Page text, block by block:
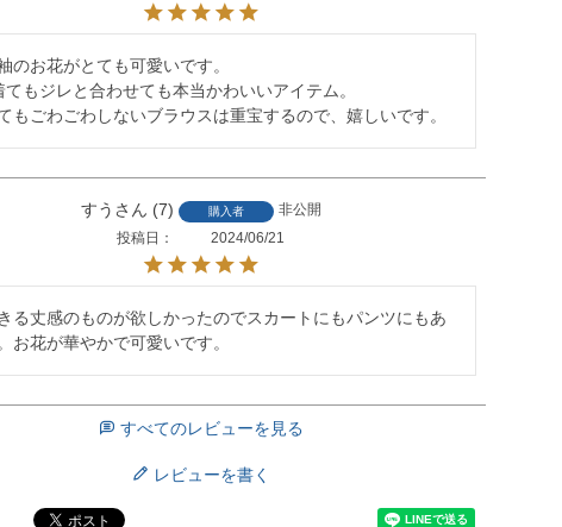
のお花がとても可愛いです。
てもジレと合わせても本当かわいいアイテム。
もごわごわしないブラウスは重宝するので、嬉しいです。
すう 7 購入者
非公開
投稿日
2024/06/21
る丈感のものが欲しかったのでスカートにもパンツにもあ
お花が華やかで可愛いです。
すべてのレビューを見る
レビューを書く